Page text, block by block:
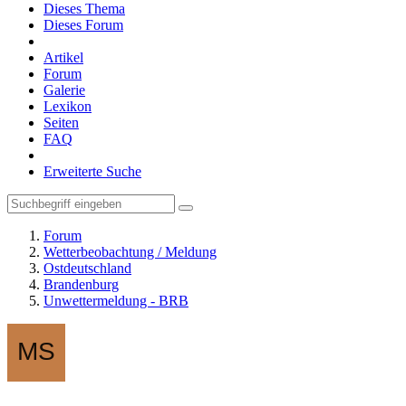
Dieses Thema
Dieses Forum
Artikel
Forum
Galerie
Lexikon
Seiten
FAQ
Erweiterte Suche
Forum
Wetterbeobachtung / Meldung
Ostdeutschland
Brandenburg
Unwettermeldung - BRB